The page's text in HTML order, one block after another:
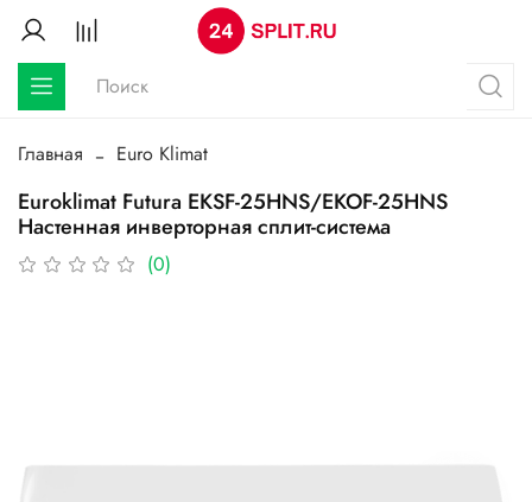
Главная Euro Klimat
Euroklimat Futura EKSF-25HNS/EKOF-25HNS
Настенная инверторная сплит-система
(0)